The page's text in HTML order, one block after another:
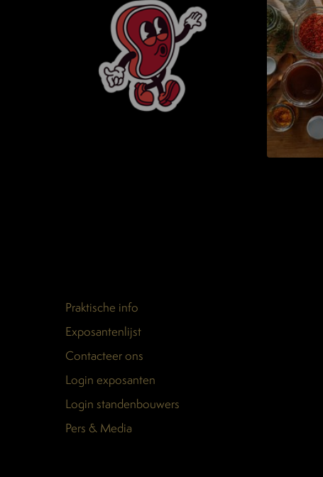
Praktische info
Exposantenlijst
Contacteer ons
Login exposanten
Login standenbouwers
Pers & Media